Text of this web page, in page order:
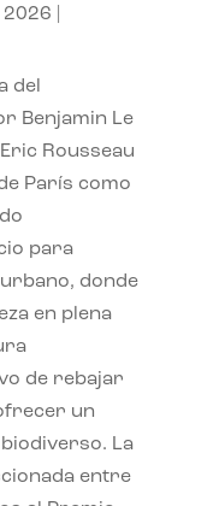
2026
del
Benjamin Le
Rousseau
París como
para
donde
en plena
de rebajar
un
La
entre